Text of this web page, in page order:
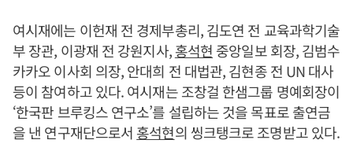
여시재에는 이헌재 전 경제부총리, 김도연 전 교육과학기술
부 장관, 이광재 전 강원지사,홍석현 중앙일보 회장, 김범수
카카오 이사회 의장, 안대희 전 대법관, 김현종 전 UN 대사
등이 참여하고 있다. 여시재는 조창걸 한샘그룹 명예회장이
‘한국판 브루킹스 연구소’를 설립하는 것을 목표로 출연금
을 낸 연구재단으로서 홍석현의 씽크탱크로 조명받고 있다.